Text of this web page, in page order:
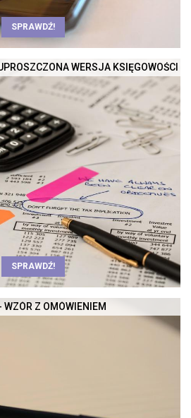
SPRAWDŹ!
WERSJA KSIĘGOWOŚCI
SPRAWDŹ!
Z OMÓWIENIEM